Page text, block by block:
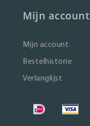
Mijn account
Mijn account
Bestelhistorie
Verlanglijst